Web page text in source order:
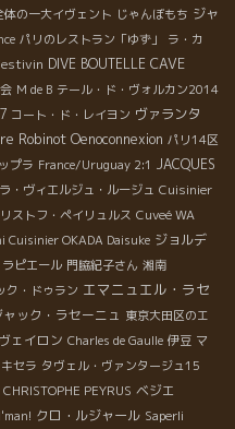
の一大イヴェント じゃんぼもち ジャ
パリのレストラン「ゆず」
ラ・カ
DIVE BOUTELLE CAVE
M de B テール・ド・ヴォルカン2014
コート・ド・レイヨン ヴァランタ
Robinot Oenoconnexion パリ14区
プラ France/Uruguay 2:1 JACQUES
ラ・ヴィエルジュ・ルージュ Cuisinier
ストフ・ペイリュルス Cuveé WA
Cuisinier OKADA Daisuke ジョルデ
ピエール 門脇紀子さん 湘南
ク・ドゥラン エマニュエル・ラセ
ック・ラセーニュ 東京大田区のエ
ェイロン Charles de Gaulle 伊豆 マ
セラ タヴェル・ヴァンタージュ15
PEYRUS ベジエ
クロ・ルジャール Saperli